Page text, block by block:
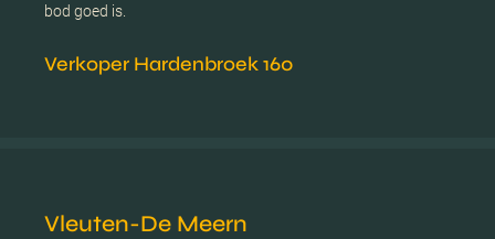
bod goed is.
Verkoper Hardenbroek 160
Vleuten-De Meern